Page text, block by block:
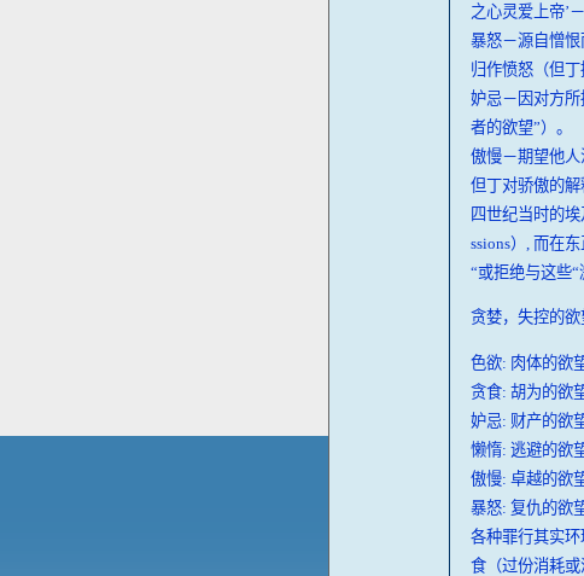
之心灵爱上帝’
暴怒－源自憎
归作愤怒（但丁
妒忌－因对方
者的欲望”）。
傲慢－期望他
但丁对骄傲的解
四世纪当时的
ssions）, 而在
“或拒绝与这些
贪婪，失控的欲
色欲: 肉体的欲
贪食: 胡为的欲
妒忌: 财产的欲
懒惰: 逃避的欲
傲慢: 卓越的欲
暴怒: 复仇的欲
各种罪行其实
食（过份消耗